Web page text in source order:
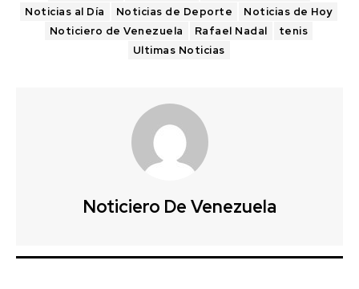
Noticias al Día
Noticias de Deporte
Noticias de Hoy
Noticiero de Venezuela
Rafael Nadal
tenis
Ultimas Noticias
Noticiero De Venezuela